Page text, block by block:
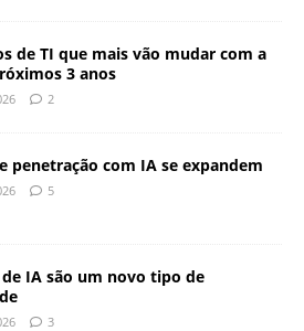
de TI que mais vão mudar com a
3 anos
2
penetração com IA se expandem
5
IA são um novo tipo de
3